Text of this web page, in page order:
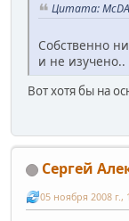
Цитата:
Собственно
и не изучено..
Вот хотя бы на
Сергей
05 ноября 2008 г.,